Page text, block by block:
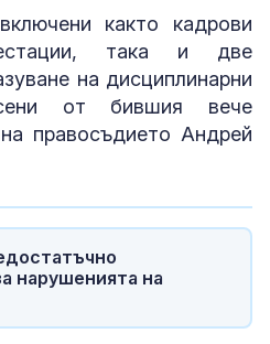
както кадрови
така и две
на дисциплинарни
от бившия вече
правосъдието Андрей
нарушенията на